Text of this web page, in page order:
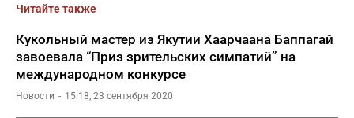
Читайте также
Кукольный мастер из Якутии Хаарчаана Баппагай
завоевала “Приз зрительских симпатий” на
международном конкурсе
Новости 15:18, 23 сентября 2020